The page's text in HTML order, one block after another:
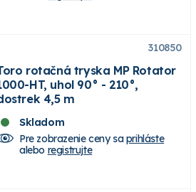
310850
rotačná tryska MP Rotator
HT, uhol 90° - 210°,
4,5 m
Skladom
Pre zobrazenie ceny saprihláste
alebo registrujte